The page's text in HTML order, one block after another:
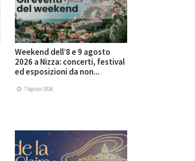
Weekend dell’8 e 9 agosto
2026 a Nizza: concerti, festival
ed esposizioni da non...
7 Agosto 2026